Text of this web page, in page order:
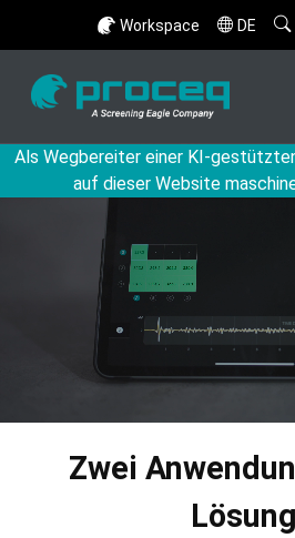
Workspace DE
Als Wegbereiter einer KI-
auf dieser Website
Zwei